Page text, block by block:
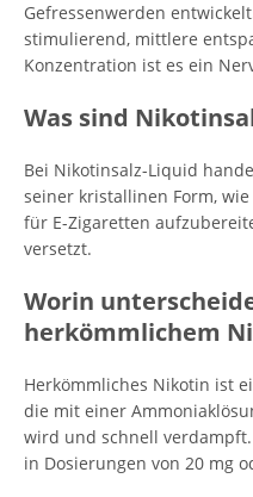
Gefressenwerden
stimulierend, mittlere
Konzentration ist es ein
Was sind
Bei Nikotinsalz-Liquid
seiner kristallinen Form,
für E-Zigaretten
versetzt.
Worin
herkömmlichem
Herkömmliches Nikotin ist
die mit einer
wird und schnell
in Dosierungen von 20 mg